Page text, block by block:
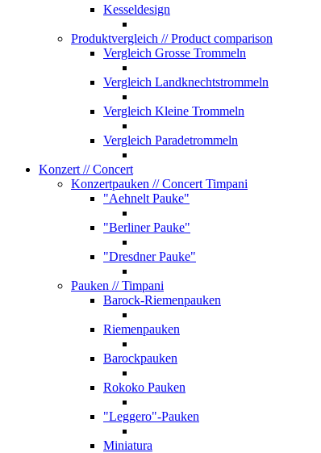
Kesseldesign
Produktvergleich // Product comparison
Vergleich Grosse Trommeln
Vergleich Landknechtstrommeln
Vergleich Kleine Trommeln
Vergleich Paradetrommeln
Konzert // Concert
Konzertpauken // Concert Timpani
"Aehnelt Pauke"
"Berliner Pauke"
"Dresdner Pauke"
Pauken // Timpani
Barock-Riemenpauken
Riemenpauken
Barockpauken
Rokoko Pauken
"Leggero"-Pauken
Miniatura